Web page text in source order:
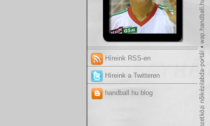
Híreink RSS-en
Híreink a Twitteren
handball.hu blog